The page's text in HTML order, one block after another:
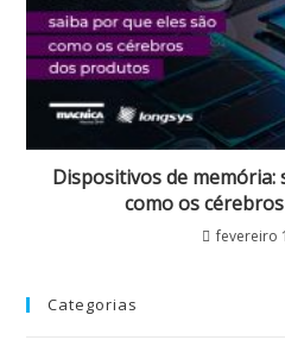
Dispositivos de memória:
como os
fevereiro
Categorias